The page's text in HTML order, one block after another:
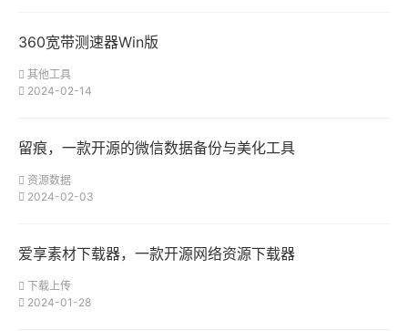
360宽带测速器Win版
其他工具
2024-02-14
留痕，一款开源的微信数据备份与美化工具
资源数据
2024-02-03
爱享素材下载器，一款开源网络资源下载器
下载上传
2024-01-28